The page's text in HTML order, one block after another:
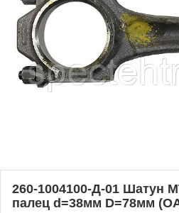
260-1004100-Д-01 Шатун
палец d=38мм D=78мм